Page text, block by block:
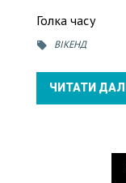
Голка часу
ВІКЕНД
ЧИТАТИ ДАЛІ